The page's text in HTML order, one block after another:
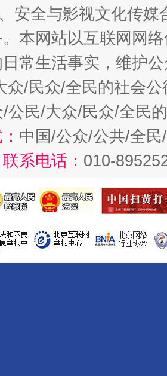
安全与影视文化传
本网站以互联网网
常生活事实，维护
众/民众/全民的社会公
/公民/大众/民众/全民
中国/公众/公共/全
系电话： 010-